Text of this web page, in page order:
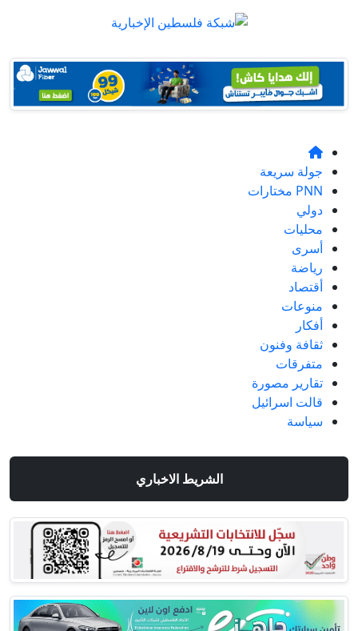
جولة سريعة
PNN مختارات
دولي
محليات
أسرى
رياضة
أقتصاد
منوعات
أفكار
ثقافة وفنون
متفرقات
تقارير مصورة
قالت اسرائيل
سياسة
الشريط الاخباري